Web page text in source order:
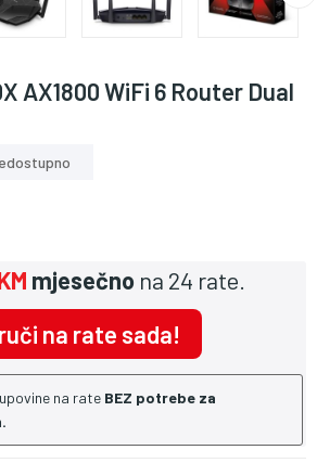
AX1800 WiFi 6 Router Dual
mjesečno na 24 rate.
na rate sada!
na rate BEZ potrebe za